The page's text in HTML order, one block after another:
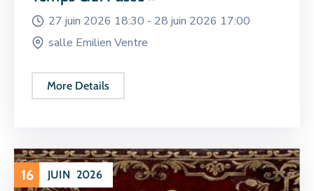
27 juin 2026 18:30 - 28 juin 2026 17:00
salle Emilien Ventre
More Details
16 JUIN 2026